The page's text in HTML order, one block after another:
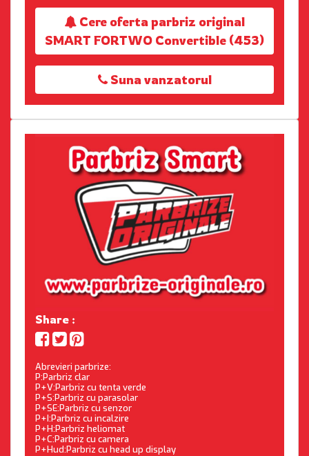
Cere oferta parbriz original
SMART FORTWO Convertible (453)
Suna vanzatorul
Share :
Abrevieri parbrize:
P:Parbriz clar
P+V:Parbriz cu tenta verde
P+S:Parbriz cu parasolar
P+SE:Parbriz cu senzor
P+I:Parbriz cu incalzire
P+H:Parbriz heliomat
P+C:Parbriz cu camera
P+Hud:Parbriz cu head up display